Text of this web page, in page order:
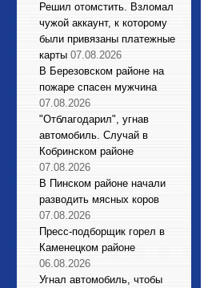
Решил отомстить. Взломал
чужой аккаунт, к которому
были привязаны платежные
карты 07.08.2026
В Березовском районе на
пожаре спасен мужчина
07.08.2026
"Отблагодарил", угнав
автомобиль. Случай в
Кобринском районе
07.08.2026
В Пинском районе начали
разводить мясных коров
07.08.2026
Пресс-подборщик горел в
Каменецком районе
06.08.2026
Угнал автомобиль, чтобы